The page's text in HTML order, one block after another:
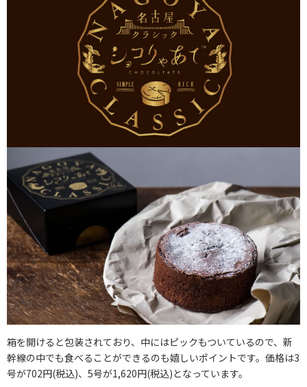
箱を開けると包装されており、中にはピックもついているので、新
幹線の中でも食べることができるのも嬉しいポイントです。価格は3
号が702円(税込)、5号が1,620円(税込)となっています。